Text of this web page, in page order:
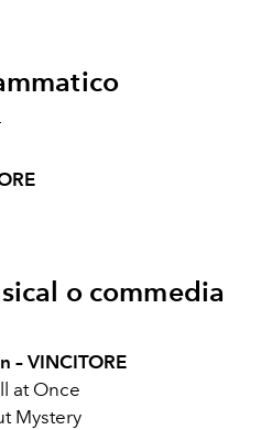
o commedia
– VINCITORE
at Once
Mystery